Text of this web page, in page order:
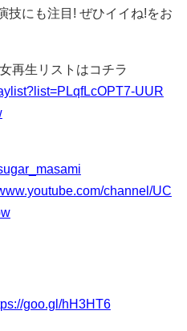
技にも注目! ぜひイイね!をお
再生リストはコチラ
UUR
channel/UC
goo.gl/hH3HT6